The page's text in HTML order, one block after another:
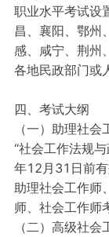
职业水平考试设
昌、襄阳、鄂州
感、咸宁、荆州
各地民政部门或
四、考试大纲
（一）助理社
“社会工作法规
年12月31日前有
助理社会工作师
师、社会工作师
（二）高级社会